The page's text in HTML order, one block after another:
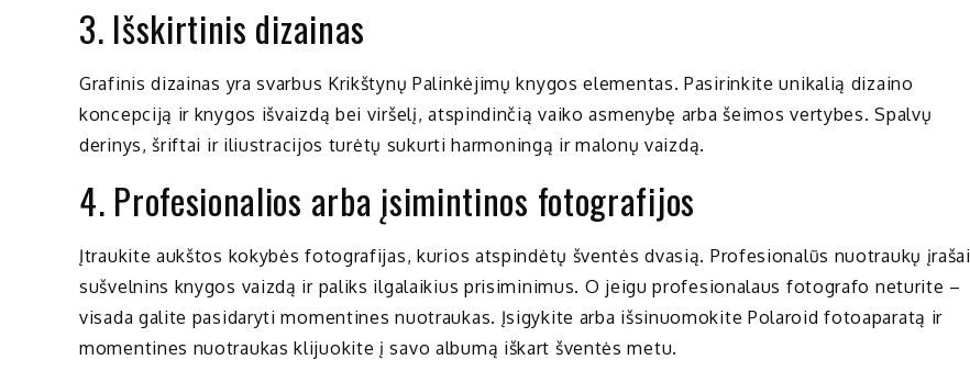
3. Išskirtinis dizainas
Grafinis dizainas yra svarbus Krikštynų Palinkėjimų knygos elementas. Pasirinkite unikalią dizaino
koncepciją ir knygos išvaizdą bei viršelį, atspindinčią vaiko asmenybę arba šeimos vertybes. Spalvų
derinys, šriftai ir iliustracijos turėtų sukurti harmoningą ir malonų vaizdą.
4. Profesionalios arba įsimintinos fotografijos
Įtraukite aukštos kokybės fotografijas, kurios atspindėtų šventės dvasią. Profesionalūs nuotraukų įrašai
sušvelnins knygos vaizdą ir paliks ilgalaikius prisiminimus. O jeigu profesionalaus fotografo neturite –
visada galite pasidaryti momentines nuotraukas. Įsigykite arba išsinuomokite Polaroid fotoaparatą ir
momentines nuotraukas klijuokite į savo albumą iškart šventės metu.